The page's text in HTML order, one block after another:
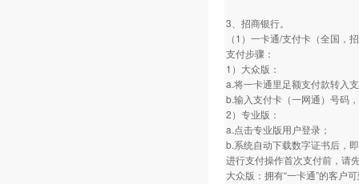
3、招商银行。
（1）一卡通/支付卡（全国，
支付步骤：
1）大众版：
a.将一卡通里足额支付款转入
b.输入支付卡（一网通）号码
2）专业版：
a.点击专业版用户登录；
b.系统自动下载数字证书后，
进行支付操作首次支付前，请
大众版：拥有“一卡通”的客户